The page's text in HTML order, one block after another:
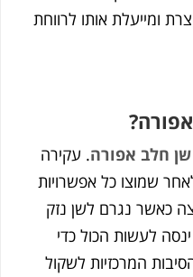
אותו לרווחת
אפורה . עקירה
כל אפשרויות
לשן נזק
הכול כדי
לשקול